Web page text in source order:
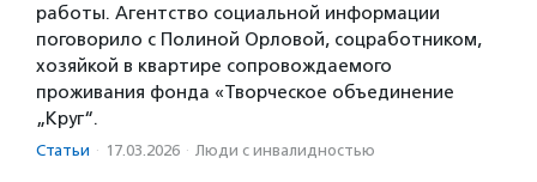
работы. Агентство социальной информации
поговорило с Полиной Орловой, соцработником,
хозяйкой в квартире сопровождаемого
проживания фонда «Творческое объединение
„Круг“.
Статьи · 17.03.2026 · Люди с инвалидностью